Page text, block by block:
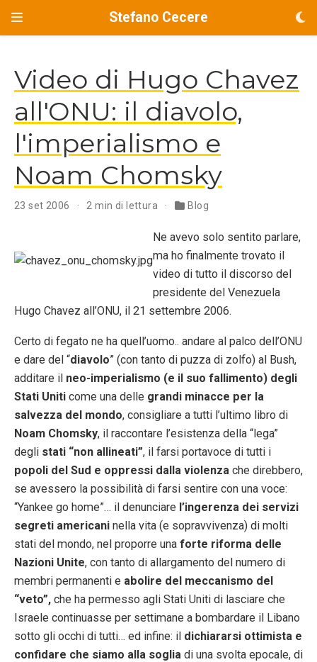
Stefano Cecere
Video di Hugo Chavez
all'ONU: il diavolo,
l'imperialismo e
Noam Chomsky
23 set 2006 2 min di lettura Blog
Ne avevo solo sentito parlare,
ma ho finalmente trovato il
video di tutto il discorso del
presidente del Venezuela
Hugo Chavez all’ONU, il 21 settembre 2006.
Certo di fegato ne ha quell’uomo.. andare al palco dell’ONU
e dare del “diavolo” (con tanto di puzza di zolfo) al Bush,
additare il neo-imperialismo (e il suo fallimento) degli
Stati Uniti come una delle grandi minacce per la
salvezza del mondo, consigliare a tutti l’ultimo libro di
Noam Chomsky, il raccontare l’esistenza della “lega”
degli stati “non allineati”, il farsi portavoce di tutti i
popoli del Sud e oppressi dalla violenza che direbbero,
se avessero la possibilità di farsi sentire con una voce:
“Yankee go home”… il denunciare l’ingerenza dei servizi
segreti americani nella vita (e sopravvivenza) di molti
stati del mondo, nel proporre una forte riforma delle
Nazioni Unite, con tanto di allargamento del numero di
membri permanenti e abolire del meccanismo del
“veto”, che ha permesso agli Stati Uniti di lasciare che
Israele continuasse per settimane a bombardare il Libano
sotto gli occhi di tutti… ed infine: il dichiararsi ottimista e
confidare che siamo alla soglia di una svolta epocale, di